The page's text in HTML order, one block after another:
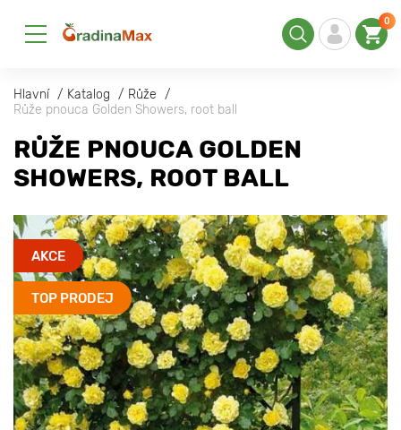
0
Hlavní Katalog
Růže
Růže pnouca Golden Showers, root ball
RŮŽE PNOUCA GOLDEN
SHOWERS, ROOT BALL
AKCE
TOP PRODEJ